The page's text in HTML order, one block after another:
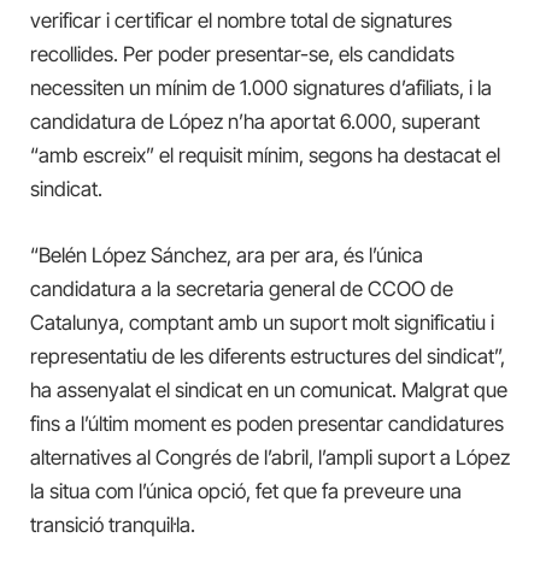
verificar i certificar el nombre total de signatures
recollides. Per poder presentar-se, els candidats
necessiten un mínim de 1.000 signatures d’afiliats, i la
candidatura de López n’ha aportat 6.000, superant
“amb escreix” el requisit mínim, segons ha destacat el
sindicat.
“Belén López Sánchez, ara per ara, és l’única
candidatura a la secretaria general de CCOO de
Catalunya, comptant amb un suport molt significatiu i
representatiu de les diferents estructures del sindicat”,
ha assenyalat el sindicat en un comunicat. Malgrat que
fins a l’últim moment es poden presentar candidatures
alternatives al Congrés de l’abril, l’ampli suport a López
la situa com l’única opció, fet que fa preveure una
transició tranquil·la.